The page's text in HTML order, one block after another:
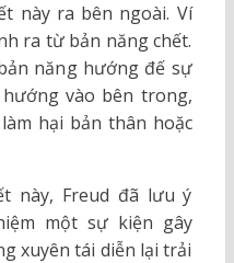
này ra bên ngoài. Ví
ra từ bản năng chết.
năng hướng đế sự
vào bên trong,
hại bản thân hoặc
này, Freud đã lưu ý
một sự kiện gây
xuyên tái diễn lại trải